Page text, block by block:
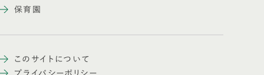
保育園
このサイトについて
プライバシーポリシー